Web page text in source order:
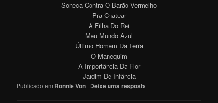
Soneca Contra O Barão Vermelho
Pra Chatear
A Filha Do Rei
Meu Mundo Azul
Último Homem Da Terra
O Manequim
A Importância Da Flor
Jardim De Infância
Publicado em Ronnie Von | Deixe uma resposta